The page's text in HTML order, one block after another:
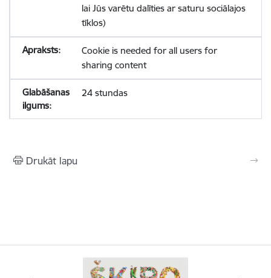
lai Jūs varētu dalīties ar saturu sociālajos
tīklos)
Cookie is needed for all users for
sharing content
24 stundas
Drukāt lapu